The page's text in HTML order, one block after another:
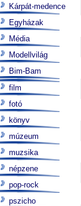
Kárpát-medence
Egyházak
Média
Modellvilág
Bim-Bam
film
fotó
könyv
múzeum
muzsika
népzene
pop-rock
pszicho